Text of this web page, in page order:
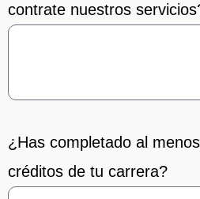
contrate nuestros
¿Has completado al
créditos de tu carrera?